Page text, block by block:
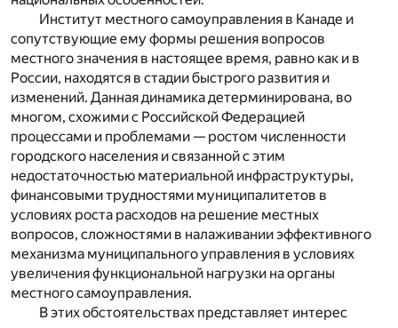
Институт местного самоуправления в Канаде и
сопутствующие ему формы решения вопросов
местного значения в настоящее время, равно как и в
России, находятся в стадии быстрого развития и
изменений. Данная динамика детерминирована, во
многом, схожими с Российской Федерацией
процессами и проблемами — ростом численности
городского населения и связанной с этим
недостаточностью материальной инфраструктуры,
финансовыми трудностями муниципалитетов в
условиях роста расходов на решение местных
вопросов, сложностями в налаживании эффективного
механизма муниципального управления в условиях
увеличения функциональной нагрузки на органы
местного самоуправления.
В этих обстоятельствах представляет интерес